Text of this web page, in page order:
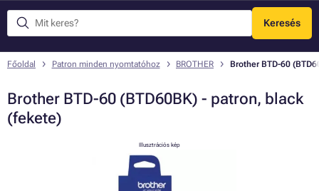
Keresés
Menü
Főoldal Patron minden nyomtatóhoz BROTHER Brother BTD-60
Brother BTD-60 (BTD60BK) - patron, black
(fekete)
Illusztrációs kép